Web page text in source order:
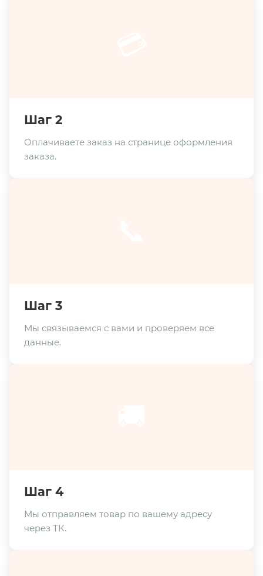
Шаг 2
Оплачиваете заказ на странице оформления
заказа.
Шаг 3
Мы связываемся с вами и проверяем все
данные.
Шаг 4
Мы отправляем товар по вашему адресу
через ТК.